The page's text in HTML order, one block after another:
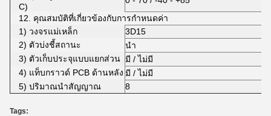
C)
12. คุณสมบัติที่เกี่ยวข้องกับการกำหนดค่า
1) วงจรแม่เหล็ก
3D15
2) ตัวบ่งชี้สถานะ
นำ
3) ตัวเก็บประจุแบบแยกส่วน มี / ไม่มี
4) แท็บกราวด์ PCB ด้านหลัง มี / ไม่มี
5) ปริมาณนำสัญญาณ
8
Tags: